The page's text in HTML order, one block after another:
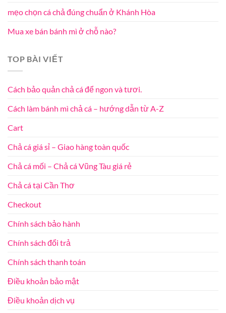
mẹo chọn cá chả đúng chuẩn ở Khánh Hòa
Mua xe bán bánh mì ở chỗ nào?
TOP BÀI VIẾT
Cách bảo quản chả cá để ngon và tươi.
Cách làm bánh mì chả cá – hướng dẫn từ A-Z
Cart
Chả cá giá sỉ – Giao hàng toàn quốc
Chả cá mối – Chả cá Vũng Tàu giá rẻ
Chả cá tại Cần Thơ
Checkout
Chính sách bảo hành
Chính sách đổi trả
Chính sách thanh toán
Điều khoản bảo mật
Điều khoản dịch vụ